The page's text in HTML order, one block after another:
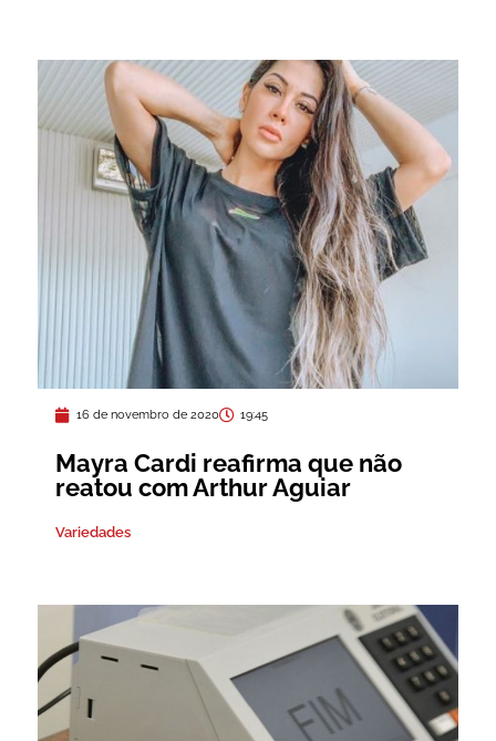
16 de novembro de 2020 19:45
Mayra Cardi reafirma que não
reatou com Arthur Aguiar
Variedades